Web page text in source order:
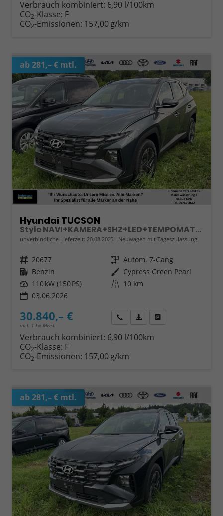
Verbrauch kombiniert: 6,90 l/100km
CO2-Klasse: F
CO2-Emissionen: 157,00 g/km
ab 281,– € mtl.
Hyundai TUCSON
Style NAVI+KAMERA+SHZ+LED+TEMPOMAT+17" ALU+PDC
unverbindliche Lieferzeit: 20.08.2026 Neuwagen mit Tageszulassung
Fahrzeugnr. 20677 Getriebe Autom. 7-Gang
Kraftstoff Benzin Außenfarbe Cypress Green Pearl
Leistung 110 kW (150 PS) Kilometerstand 10 km
03.06.2026
30.840,– €
incl. 19% MwSt.
Wir rufen Sie anFahrzeugexposé (PDF)
Verbrauch kombiniert: 6,90 l/100km
CO2-Klasse: F
CO2-Emissionen: 157,00 g/km
ab 281,– € mtl.